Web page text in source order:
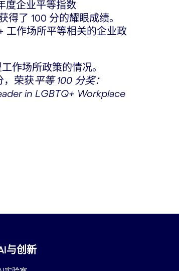
度企业平等指数
得了 100 分的耀眼成绩。
工作场所平等相关的企业政
作场所政策的情况。
，荣获平等 100 分奖：
in LGBTQ+ Workplace
与创新